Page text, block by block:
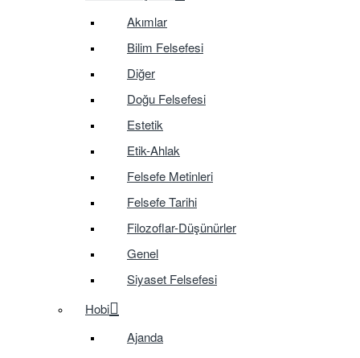
Akımlar
Bilim Felsefesi
Diğer
Doğu Felsefesi
Estetik
Etik-Ahlak
Felsefe Metinleri
Felsefe Tarihi
Filozoflar-Düşünürler
Genel
Siyaset Felsefesi
Hobi
Ajanda